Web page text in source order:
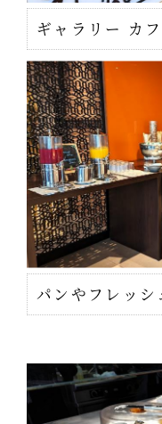
ギャラリー カ
パンやフレッシ